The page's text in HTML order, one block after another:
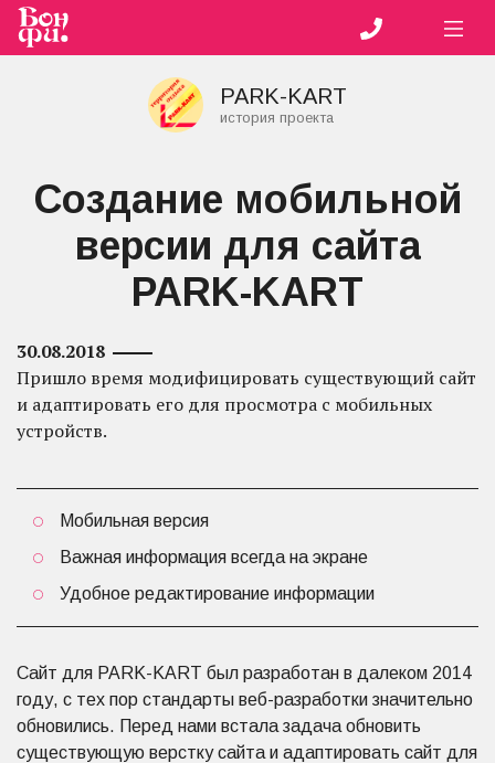
PARK-KART
история проекта
Создание мобильной
версии для сайта
PARK-KART
30.08.2018
Пришло время модифицировать существующий сайт
и адаптировать его для просмотра с мобильных
устройств.
Мобильная версия
Важная информация всегда на экране
Удобное редактирование информации
Сайт для PARK-KART был разработан в далеком 2014
году, с тех пор стандарты веб-разработки значительно
обновились. Перед нами встала задача обновить
существующую верстку сайта и адаптировать сайт для